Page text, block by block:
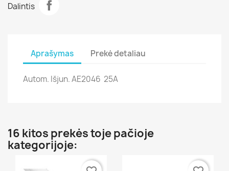
Dalintis
Aprašymas Prekė detaliau
Autom. Išjun. AE2046 25A
16 kitos prekės toje pačioje
kategorijoje: